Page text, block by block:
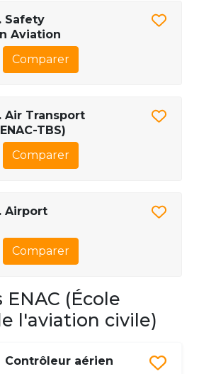
Safety
Aviation
Comparer
Air Transport
TBS)
Comparer
Airport
Comparer
(École
l'aviation civile)
Contrôleur aérien